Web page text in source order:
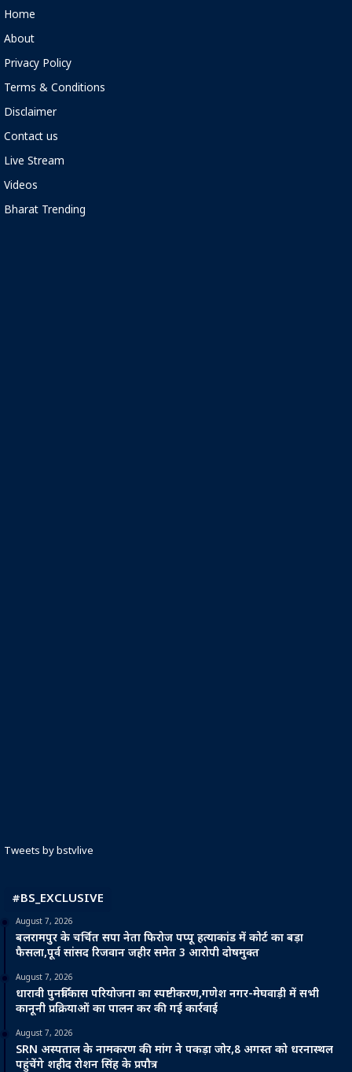
Home
About
Privacy Policy
Terms & Conditions
Disclaimer
Contact us
Live Stream
Videos
Bharat Trending
Tweets by bstvlive
#BS_EXCLUSIVE
August 7, 2026
बलरामपुर के चर्चित सपा नेता फिरोज पप्पू हत्याकांड में कोर्ट का बड़ा
फैसला,पूर्व सांसद रिजवान जहीर समेत 3 आरोपी दोषमुक्त
August 7, 2026
धारावी पुनर्विकास परियोजना का स्पष्टीकरण,गणेश नगर-मेघवाड़ी में सभी
कानूनी प्रक्रियाओं का पालन कर की गई कार्रवाई
August 7, 2026
SRN अस्पताल के नामकरण की मांग ने पकड़ा जोर,8 अगस्त को धरनास्थल
पहुंचेंगे शहीद रोशन सिंह के प्रपौत्र